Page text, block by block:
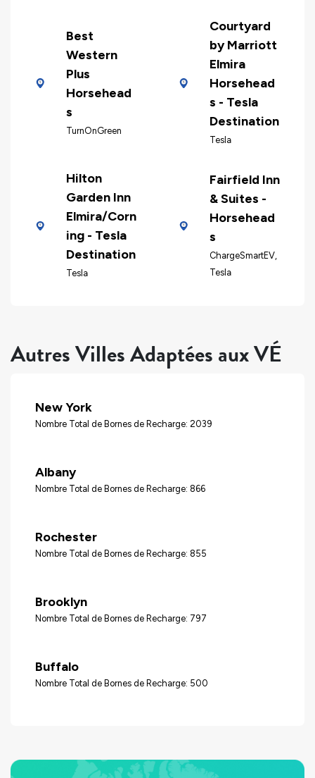
Best
Western
Plus
Horsehead
s
TurnOnGreen
Courtyard
by Marriott
Elmira
Horsehead
s - Tesla
Destination
Tesla
Hilton
Garden Inn
Elmira/Corn
ing - Tesla
Destination
Tesla
Fairfield Inn
& Suites -
Horsehead
s
ChargeSmartEV,
Tesla
Autres Villes Adaptées aux VÉ
New York
Nombre Total de Bornes de Recharge: 2039
Albany
Nombre Total de Bornes de Recharge: 866
Rochester
Nombre Total de Bornes de Recharge: 855
Brooklyn
Nombre Total de Bornes de Recharge: 797
Buffalo
Nombre Total de Bornes de Recharge: 500